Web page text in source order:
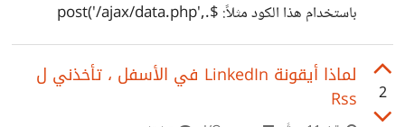
باستخدام هذا الكود مثلاً: $.post('/ajax/data.php',
{send:"anything"}, function(data, status){
$('.content').html(data); }); بعد أن قمنا بحقن المحتوى،
2
لماذا أيقونة LinkedIn في الأسفل ، تأخذني ل
Rss